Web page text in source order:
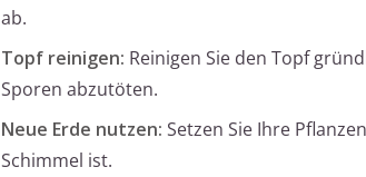
ab.
Topf reinigen: Reinigen Sie den Topf
Sporen abzutöten.
Neue Erde nutzen: Setzen Sie Ihre
Schimmel ist.